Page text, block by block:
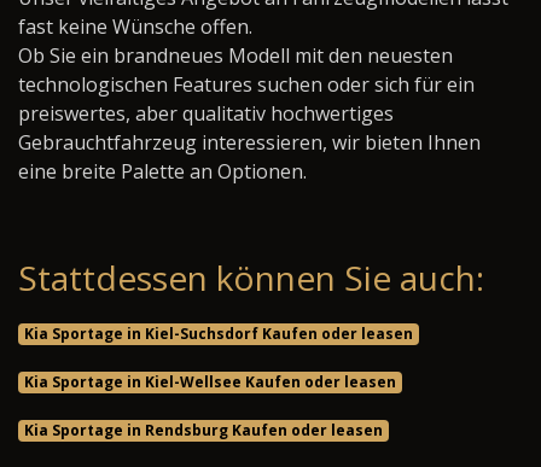
fast keine Wünsche offen.
Ob Sie ein brandneues Modell mit den neuesten
technologischen Features suchen oder sich für ein
preiswertes, aber qualitativ hochwertiges
Gebrauchtfahrzeug interessieren, wir bieten Ihnen
eine breite Palette an Optionen.
Stattdessen können Sie auch:
Kia Sportage in Kiel-Suchsdorf Kaufen oder leasen
Kia Sportage in Kiel-Wellsee Kaufen oder leasen
Kia Sportage in Rendsburg Kaufen oder leasen